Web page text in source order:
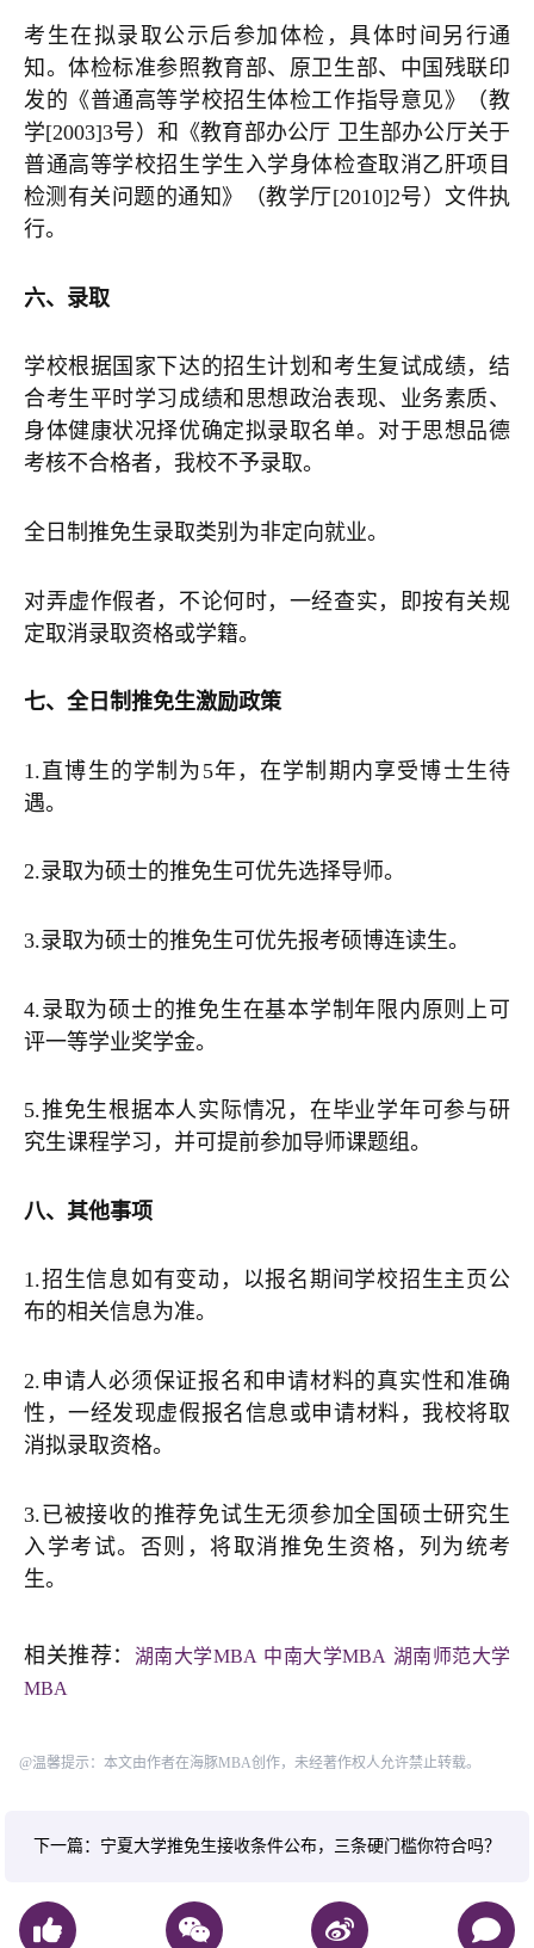
考生在拟录取公示后参加体检，具体时间另行通
知。体检标准参照教育部、原卫生部、中国残联印
发的《普通高等学校招生体检工作指导意见》（教
学[2003]3号）和《教育部办公厅 卫生部办公厅关于
普通高等学校招生学生入学身体检查取消乙肝项目
检测有关问题的通知》（教学厅[2010]2号）文件执
行。
六、录取
学校根据国家下达的招生计划和考生复试成绩，结
合考生平时学习成绩和思想政治表现、业务素质、
身体健康状况择优确定拟录取名单。对于思想品德
考核不合格者，我校不予录取。
全日制推免生录取类别为非定向就业。
对弄虚作假者，不论何时，一经查实，即按有关规
定取消录取资格或学籍。
七、全日制推免生激励政策
1.直博生的学制为5年，在学制期内享受博士生待
遇。
2.录取为硕士的推免生可优先选择导师。
3.录取为硕士的推免生可优先报考硕博连读生。
4.录取为硕士的推免生在基本学制年限内原则上可
评一等学业奖学金。
5.推免生根据本人实际情况，在毕业学年可参与研
究生课程学习，并可提前参加导师课题组。
八、其他事项
1.招生信息如有变动，以报名期间学校招生主页公
布的相关信息为准。
2.申请人必须保证报名和申请材料的真实性和准确
性，一经发现虚假报名信息或申请材料，我校将取
消拟录取资格。
3.已被接收的推荐免试生无须参加全国硕士研究生
入学考试。否则，将取消推免生资格，列为统考
生。
相关推荐： 湖南大学MBA 中南大学MBA 湖南师范大学
MBA
@温馨提示：本文由作者在海豚MBA创作，未经著作权人允许禁止转载。
下一篇：宁夏大学推免生接收条件公布，三条硬门槛你符合吗？